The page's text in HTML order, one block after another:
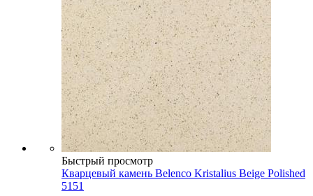
Быстрый просмотр
Кварцевый камень Belenco Kristalius Beige Polished
5151